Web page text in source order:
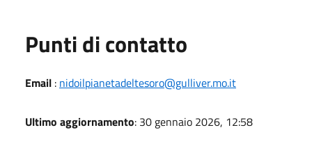
Punti di contatto
Email : nidoilpianetadeltesoro@gulliver.mo.it
Ultimo aggiornamento: 30 gennaio 2026, 12:58